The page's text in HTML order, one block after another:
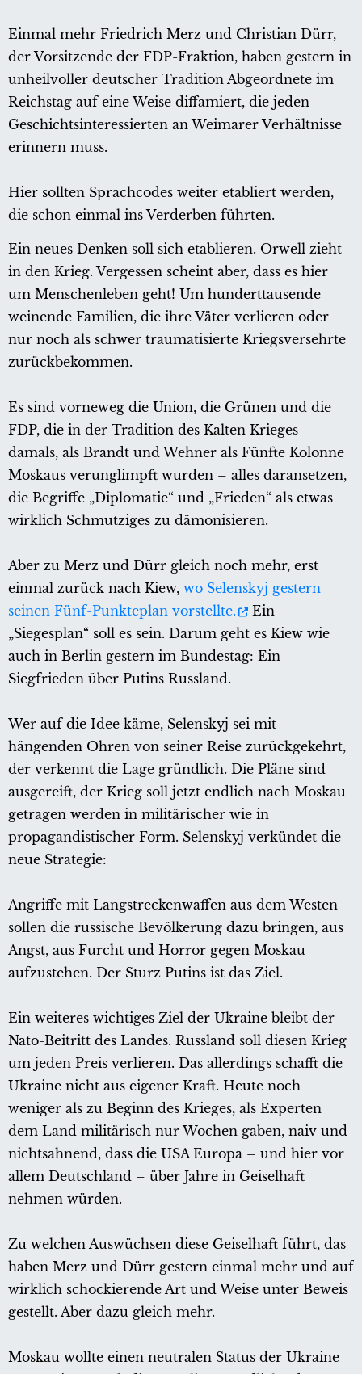
Einmal mehr Friedrich Merz und Christian Dürr,
der Vorsitzende der FDP-Fraktion, haben gestern in
unheilvoller deutscher Tradition Abgeordnete im
Reichstag auf eine Weise diffamiert, die jeden
Geschichtsinteressierten an Weimarer Verhältnisse
erinnern muss.
Hier sollten Sprachcodes weiter etabliert werden,
die schon einmal ins Verderben führten.
Ein neues Denken soll sich etablieren. Orwell zieht
in den Krieg. Vergessen scheint aber, dass es hier
um Menschenleben geht! Um hunderttausende
weinende Familien, die ihre Väter verlieren oder
nur noch als schwer traumatisierte Kriegsversehrte
zurückbekommen.
Es sind vorneweg die Union, die Grünen und die
FDP, die in der Tradition des Kalten Krieges –
damals, als Brandt und Wehner als Fünfte Kolonne
Moskaus verunglimpft wurden – alles daransetzen,
die Begriffe „Diplomatie“ und „Frieden“ als etwas
wirklich Schmutziges zu dämonisieren.
Aber zu Merz und Dürr gleich noch mehr, erst
einmal zurück nach Kiew, wo Selenskyj gestern
seinen Fünf-Punkteplan vorstellte.
Ein
„Siegesplan“ soll es sein. Darum geht es Kiew wie
auch in Berlin gestern im Bundestag: Ein
Siegfrieden über Putins Russland.
Wer auf die Idee käme, Selenskyj sei mit
hängenden Ohren von seiner Reise zurückgekehrt,
der verkennt die Lage gründlich. Die Pläne sind
ausgereift, der Krieg soll jetzt endlich nach Moskau
getragen werden in militärischer wie in
propagandistischer Form. Selenskyj verkündet die
neue Strategie:
Angriffe mit Langstreckenwaffen aus dem Westen
sollen die russische Bevölkerung dazu bringen, aus
Angst, aus Furcht und Horror gegen Moskau
aufzustehen. Der Sturz Putins ist das Ziel.
Ein weiteres wichtiges Ziel der Ukraine bleibt der
Nato-Beitritt des Landes. Russland soll diesen Krieg
um jeden Preis verlieren. Das allerdings schafft die
Ukraine nicht aus eigener Kraft. Heute noch
weniger als zu Beginn des Krieges, als Experten
dem Land militärisch nur Wochen gaben, naiv und
nichtsahnend, dass die USA Europa – und hier vor
allem Deutschland – über Jahre in Geiselhaft
nehmen würden.
Zu welchen Auswüchsen diese Geiselhaft führt, das
haben Merz und Dürr gestern einmal mehr und auf
wirklich schockierende Art und Weise unter Beweis
gestellt. Aber dazu gleich mehr.
Moskau wollte einen neutralen Status der Ukraine